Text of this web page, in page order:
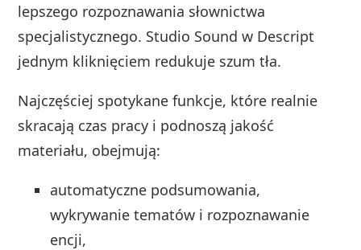
lepszego rozpoznawania słownictwa
specjalistycznego. Studio Sound w Descript
jednym kliknięciem redukuje szum tła.
Najczęściej spotykane funkcje, które realnie
skracają czas pracy i podnoszą jakość
materiału, obejmują:
automatyczne podsumowania,
wykrywanie tematów i rozpoznawanie
encji,